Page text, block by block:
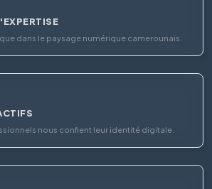
dans le paysage numérique camerounais.
nous confient leur identité digitale.